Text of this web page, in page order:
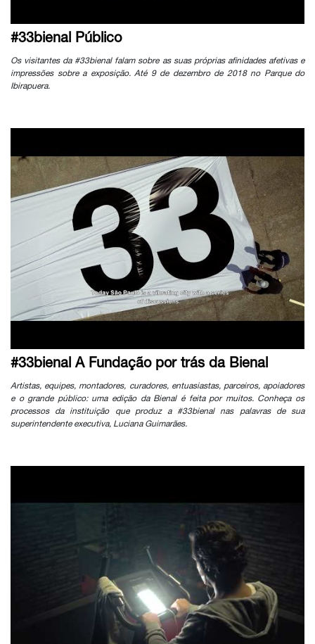
#33bienal Público
Os visitantes da #33bienal falam sobre as suas próprias afinidades afetivas e
impressões sobre a exposição. Até 9 de dezembro de 2018 no Parque do
Ibirapuera.
#33bienal A Fundação por trás da Bienal
Artistas, equipes, montadores, curadores, entuasiastas, parceiros, apoiadores
e o grande público: uma edição da Bienal é feita por muitos. Conheça os
processos da instituição que produz a #33bienal nas palavras de sua
superintendente executiva, Luciana Guimarães.